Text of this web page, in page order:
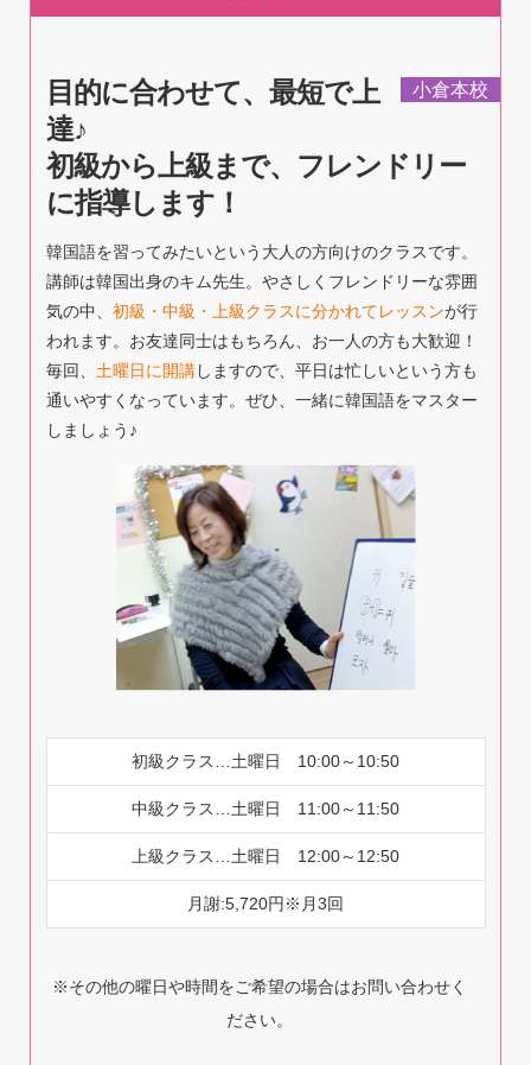
小倉本校
目的に合わせて、最短で上
達♪
初級から上級まで、フレンドリー
に指導します！
韓国語を習ってみたいという大人の方向けのクラスです。
講師は韓国出身のキム先生。やさしくフレンドリーな雰囲
気の中、 初級・中級・上級クラスに分かれてレッスンが行
われます。お友達同士はもちろん、お一人の方も大歓迎！
毎回、 土曜日に開講しますので、平日は忙しいという方も
通いやすくなっています。ぜひ、一緒に韓国語をマスター
しましょう♪
初級クラス…土曜日 10:00～10:50
中級クラス…土曜日 11:00～11:50
上級クラス…土曜日 12:00～12:50
月謝:5,720円※月3回
※その他の曜日や時間をご希望の場合はお問い合わせく
ださい。